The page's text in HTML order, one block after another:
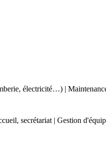
électricité…) |
secrétariat | Gestion